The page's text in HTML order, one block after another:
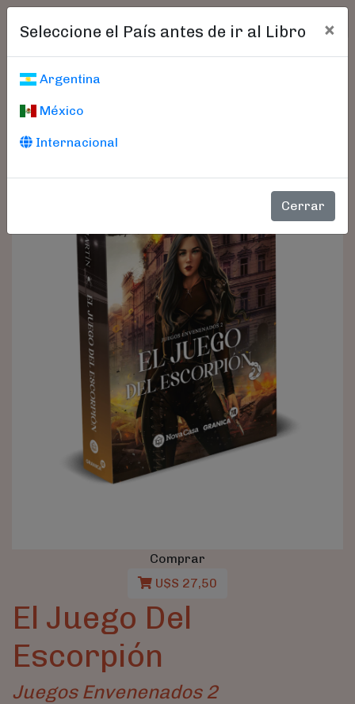
Seleccione el País antes de ir al Libro ×
Argentina
México
Internacional
Cerrar
Comprar
U$S 27,50
El Juego Del
Escorpión
Juegos Envenenados 2